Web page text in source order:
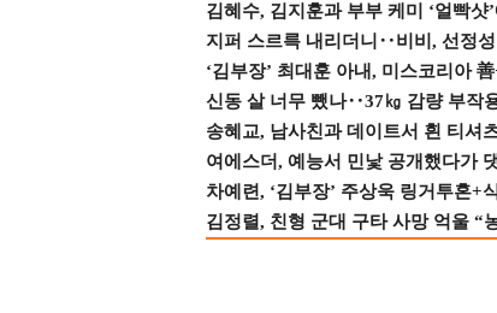
김혜수, 김지훈과 부부 케미 ‘얼빡샷
지퍼 스르륵 내리더니‥비비, 선정
‘김부장’ 최대훈 아내, 미스코리아
신동 살 너무 뺐나‥37㎏ 감량 부작
송혜교, 남사친과 데이트서 흰 티셔
여에스더, 예능서 민낯 공개했다가
차예련, ‘김부장’ 주상욱 링거투혼+
김정렬, 친형 군대 구타 사망 억울